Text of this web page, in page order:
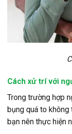
Cách xử trí với
Trong trường hợp
bụng quá to không
bạn nên thực hiện